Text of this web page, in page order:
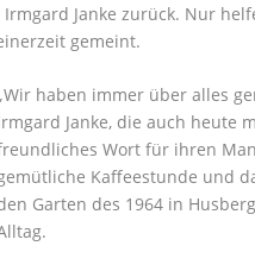
Janke zurück. Nur
gemeint.
haben immer über alles
Janke, die auch heute
Wort für ihren
Kaffeestunde und
Garten des 1964 in